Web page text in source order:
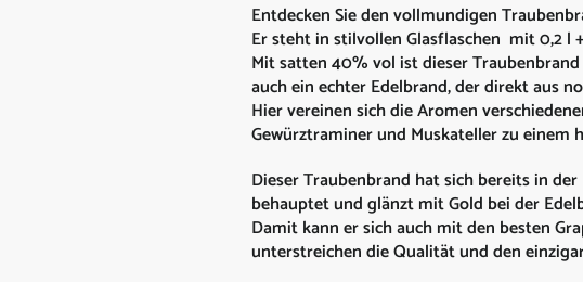
Entdecken Sie den vollmundigen
Er steht in stilvollen Glasflaschen mit 0,2 l
Mit satten 40% vol ist dieser
auch ein echter Edelbrand, der direkt aus
Hier vereinen sich die Aromen
Gewürztraminer und Muskateller zu einem
Dieser Traubenbrand hat sich bereits in
behauptet und glänzt mit Gold bei der
Damit kann er sich auch mit den besten
unterstreichen die Qualität und den